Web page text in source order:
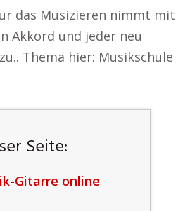
das Musizieren nimmt mit
Akkord und jeder neu
Thema hier: Musikschule
Seite:
Gitarre online